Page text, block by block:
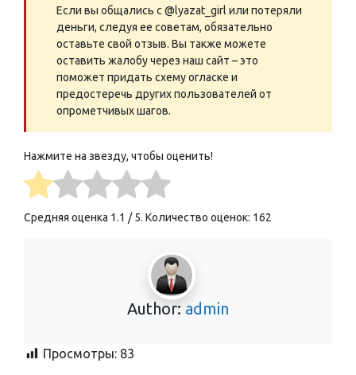
Если вы общались с @lyazat_girl или потеряли
деньги, следуя ее советам, обязательно
оставьте свой отзыв. Вы также можете
оставить жалобу через наш сайт – это
поможет придать схему огласке и
предостеречь других пользователей от
опрометчивых шагов.
Нажмите на звезду, чтобы оценить!
Средняя оценка 1.1 / 5. Количество оценок: 162
Author: admin
Просмотры: 83